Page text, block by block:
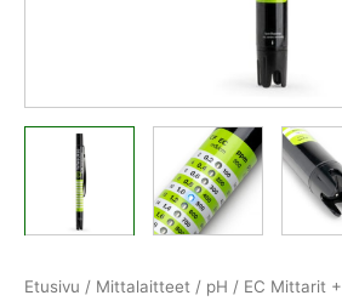
Etusivu / Mittalaitteet / pH / EC Mittarit +